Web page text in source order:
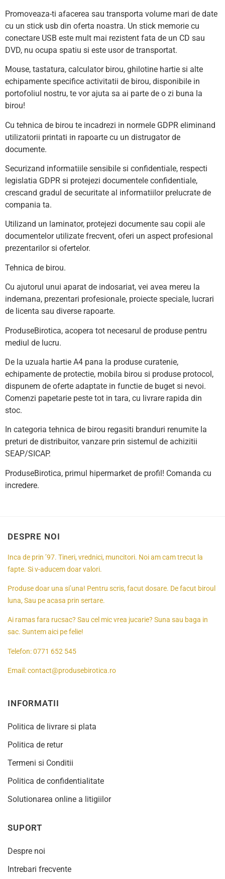
Promoveaza-ti afacerea sau transporta volume mari de date
cu un stick usb din oferta noastra. Un stick memorie cu
conectare USB este mult mai rezistent fata de un CD sau
DVD, nu ocupa spatiu si este usor de transportat.
Mouse, tastatura, calculator birou, ghilotine hartie si alte
echipamente specifice activitatii de birou, disponibile in
portofoliul nostru, te vor ajuta sa ai parte de o zi buna la
birou!
Cu tehnica de birou te incadrezi in normele GDPR eliminand
utilizatorii printati in rapoarte cu un distrugator de
documente.
Securizand informatiile sensibile si confidentiale, respecti
legislatia GDPR si protejezi documentele confidentiale,
crescand gradul de securitate al informatiilor prelucrate de
compania ta.
Utilizand un laminator, protejezi documente sau copii ale
documentelor utilizate frecvent, oferi un aspect profesional
prezentarilor si ofertelor.
Tehnica de birou.
Cu ajutorul unui aparat de indosariat, vei avea mereu la
indemana, prezentari profesionale, proiecte speciale, lucrari
de licenta sau diverse rapoarte.
ProduseBirotica, acopera tot necesarul de produse pentru
mediul de lucru.
De la uzuala hartie A4 pana la produse curatenie,
echipamente de protectie, mobila birou si produse protocol,
dispunem de oferte adaptate in functie de buget si nevoi.
Comenzi papetarie peste tot in tara, cu livrare rapida din
stoc.
In categoria tehnica de birou regasiti branduri renumite la
preturi de distribuitor, vanzare prin sistemul de achizitii
SEAP/SICAP.
ProduseBirotica, primul hipermarket de profil! Comanda cu
incredere.
DESPRE NOI
Inca de prin ’97. Tineri, vrednici, muncitori. Noi am cam trecut la
fapte. Si v-aducem doar valori.
Produse doar una si’una! Pentru scris, facut dosare. De facut biroul
luna, Sau pe acasa prin sertare.
Ai ramas fara rucsac? Sau cel mic vrea jucarie? Suna sau baga in
sac. Suntem aici pe felie!
Telefon:0771 652 545
Email:contact@produsebirotica.ro
INFORMATII
Politica de livrare si plata
Politica de retur
Termeni si Conditii
Politica de confidentialitate
Solutionarea online a litigiilor
SUPORT
Despre noi
Intrebari frecvente